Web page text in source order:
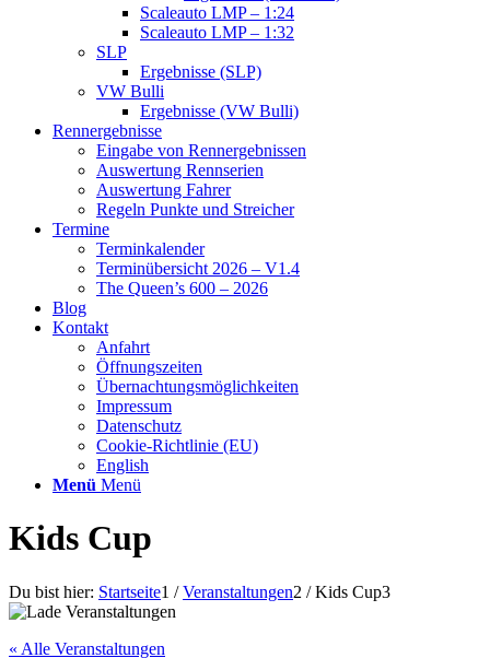
Scaleauto LMP – 1:24
Scaleauto LMP – 1:32
SLP
Ergebnisse (SLP)
VW Bulli
Ergebnisse (VW Bulli)
Rennergebnisse
Eingabe von Rennergebnissen
Auswertung Rennserien
Auswertung Fahrer
Regeln Punkte und Streicher
Termine
Terminkalender
Terminübersicht 2026 – V1.4
The Queen’s 600 – 2026
Blog
Kontakt
Anfahrt
Öffnungszeiten
Übernachtungsmöglichkeiten
Impressum
Datenschutz
Cookie-Richtlinie (EU)
English
Menü Menü
Kids Cup
Du bist hier: Startseite1 / Veranstaltungen2 / Kids Cup3
« Alle Veranstaltungen